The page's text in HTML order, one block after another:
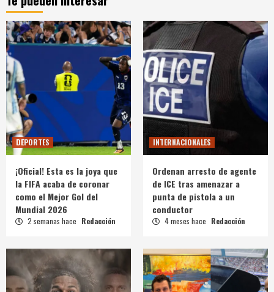
DEPORTES
¡Oficial! Esta es la joya que
la FIFA acaba de coronar
como el Mejor Gol del
Mundial 2026
2 semanas hace Redacción
INTERNACIONALES
Ordenan arresto de agente
de ICE tras amenazar a
punta de pistola a un
conductor
4 meses hace Redacción